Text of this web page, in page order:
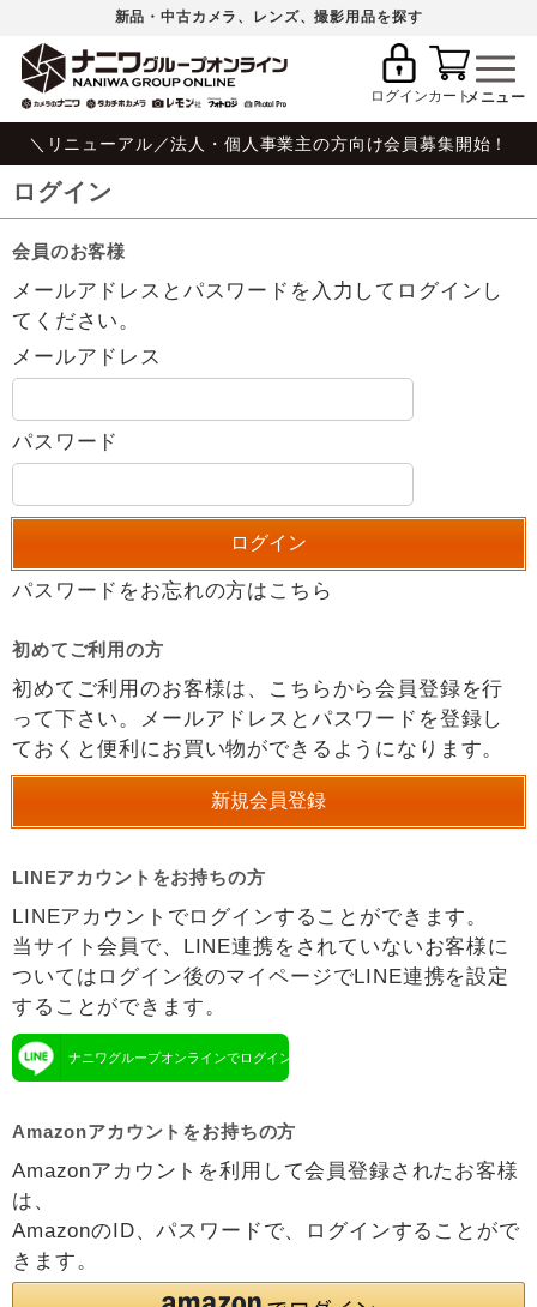
新品・中古カメラ、レンズ、撮影用品を探す
ログインカート
＼リニューアル／法人・個人事業主の方向け会員募集開始！
ログイン
会員のお客様
メールアドレスとパスワードを入力してログインし
てください。
メールアドレス
パスワード
パスワードをお忘れの方はこちら
初めてご利用の方
初めてご利用のお客様は、こちらから会員登録を行
って下さい。メールアドレスとパスワードを登録し
ておくと便利にお買い物ができるようになります。
LINEアカウントをお持ちの方
LINEアカウントでログインすることができます。
当サイト会員で、LINE連携をされていないお客様に
ついてはログイン後のマイページでLINE連携を設定
することができます。
ナニワグループオンラインでログイン
Amazonアカウントをお持ちの方
Amazonアカウントを利用して会員登録されたお客様
は、
AmazonのID、パスワードで、ログインすることがで
きます。